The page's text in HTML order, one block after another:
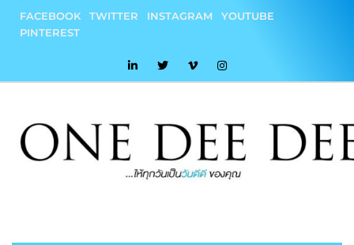
content
FACEBOOK TWITTER INSTAGRAM
YOUTUBE
PINTEREST